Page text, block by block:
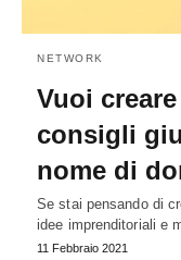
NETWORK
Vuoi
consigli
nome di
Se stai pensando di
idee imprenditoriali e
11 Febbraio 2021